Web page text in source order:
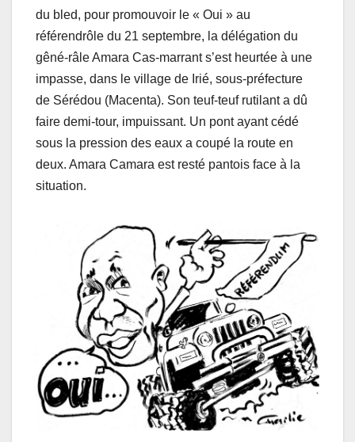
du bled, pour promouvoir le « Oui » au
référendrôle du 21 septembre, la délégation du
gêné-râle Amara Cas-marrant s’est heurtée à une
impasse, dans le village de Irié, sous-préfecture
de Sérédou (Macenta). Son teuf-teuf rutilant a dû
faire demi-tour, impuissant. Un pont ayant cédé
sous la pression des eaux a coupé la route en
deux. Amara Camara est resté pantois face à la
situation.